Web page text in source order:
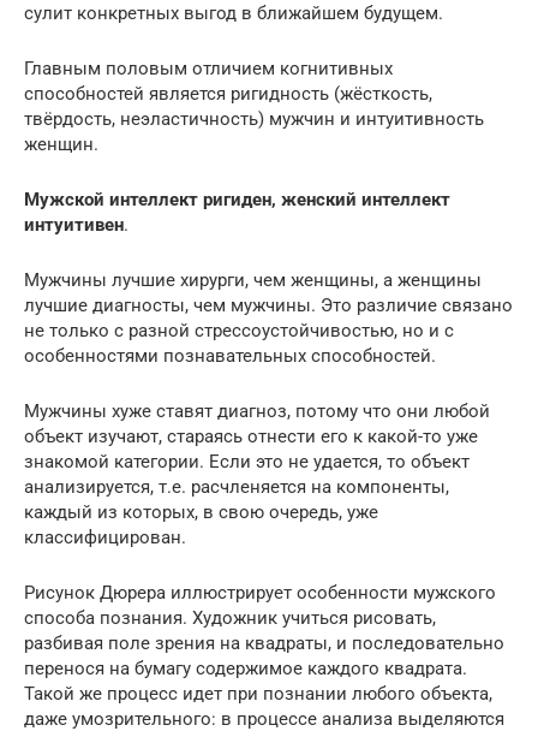
сулит конкретных выгод в ближайшем будущем.
Главным половым отличием когнитивных
способностей является ригидность (жёсткость,
твёрдость, неэластичность) мужчин и интуитивность
женщин.
Мужской интеллект ригиден, женский интеллект
интуитивен.
Мужчины лучшие хирурги, чем женщины, а женщины
лучшие диагносты, чем мужчины. Это различие связано
не только с разной стрессоустойчивостью, но и с
особенностями познавательных способностей.
Мужчины хуже ставят диагноз, потому что они любой
объект изучают, стараясь отнести его к какой-то уже
знакомой категории. Если это не удается, то объект
анализируется, т.е. расчленяется на компоненты,
каждый из которых, в свою очередь, уже
классифицирован.
Рисунок Дюрера иллюстрирует особенности мужского
способа познания. Художник учиться рисовать,
разбивая поле зрения на квадраты, и последовательно
перенося на бумагу содержимое каждого квадрата.
Такой же процесс идет при познании любого объекта,
даже умозрительного: в процессе анализа выделяются